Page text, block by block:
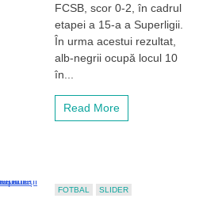
drastic
al
lui
„U”
FCSB, scor 0-2, în cadrul
etapei a 15-a a Superligii.
În urma acestui rezultat,
alb-negrii ocupă locul 10
în...
Read More
FOTBAL SLIDER